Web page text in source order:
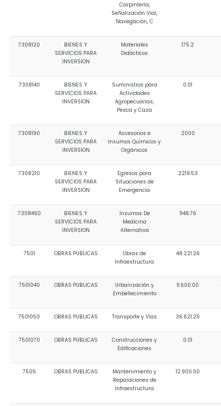
Carpintería,
Señalización Vial,
Navegación, C
7308120
BIENES Y
SERVICIOS PARA
INVERSION
Materiales
Didácticos
175.2
7308140
BIENES Y
SERVICIOS PARA
INVERSION
Suministros para
Actividades
Agropecuarias,
Pesca y Caza
0.01
7308190
BIENES Y
SERVICIOS PARA
INVERSION
Accesorios e
Insumos Químicos y
Orgánicos
2000
7308210
BIENES Y
SERVICIOS PARA
INVERSION
Egresos para
Situaciones de
Emergencia
2219.53
7308460
BIENES Y
SERVICIOS PARA
INVERSION
Insumos De
Medicina
Alternativa
1148.76
7501 OBRAS PUBLICAS
Obras de
Infraestructura
48.221.26
7501040 OBRAS PUBLICAS
Urbanización y
Embellecimiento
11.600.00
7501050 OBRAS PUBLICAS Transporte y Vías 36.621.25
7501070 OBRAS PUBLICAS
Construcciones y
Edificaciones
0.01
7505 OBRAS PUBLICAS
Mantenimiento y
Reparaciones de
Infraestructura
12.900.00